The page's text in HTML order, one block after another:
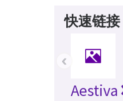
快速链接
Aestiva
‹